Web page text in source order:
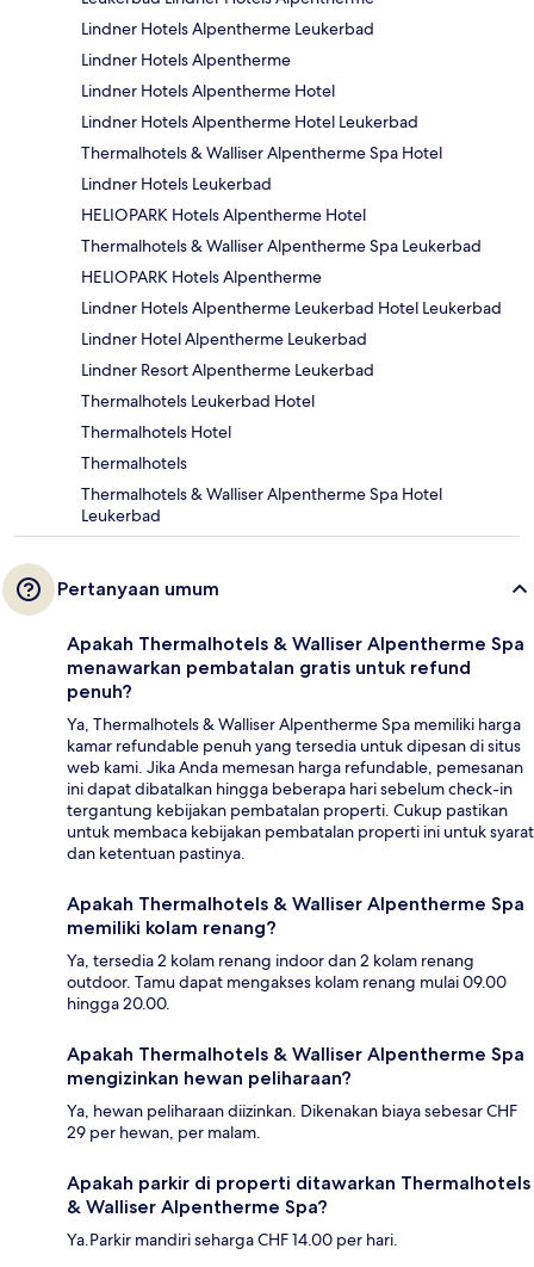
Lindner Hotels Alpentherme Leukerbad
Lindner Hotels Alpentherme
Lindner Hotels Alpentherme Hotel
Lindner Hotels Alpentherme Hotel Leukerbad
Thermalhotels & Walliser Alpentherme Spa Hotel
Lindner Hotels Leukerbad
HELIOPARK Hotels Alpentherme Hotel
Thermalhotels & Walliser Alpentherme Spa Leukerbad
HELIOPARK Hotels Alpentherme
Lindner Hotels Alpentherme Leukerbad Hotel Leukerbad
Lindner Hotel Alpentherme Leukerbad
Lindner Resort Alpentherme Leukerbad
Thermalhotels Leukerbad Hotel
Thermalhotels Hotel
Thermalhotels
Thermalhotels & Walliser Alpentherme Spa Hotel
Leukerbad
Pertanyaan umum
Apakah Thermalhotels & Walliser Alpentherme Spa
menawarkan pembatalan gratis untuk refund
penuh?
Ya, Thermalhotels & Walliser Alpentherme Spa memiliki harga
kamar refundable penuh yang tersedia untuk dipesan di situs
web kami. Jika Anda memesan harga refundable, pemesanan
ini dapat dibatalkan hingga beberapa hari sebelum check-in
tergantung kebijakan pembatalan properti. Cukup pastikan
untuk membaca kebijakan pembatalan properti ini untuk syarat
dan ketentuan pastinya.
Apakah Thermalhotels & Walliser Alpentherme Spa
memiliki kolam renang?
Ya, tersedia 2 kolam renang indoor dan 2 kolam renang
outdoor. Tamu dapat mengakses kolam renang mulai 09.00
hingga 20.00.
Apakah Thermalhotels & Walliser Alpentherme Spa
mengizinkan hewan peliharaan?
Ya, hewan peliharaan diizinkan. Dikenakan biaya sebesar CHF
29 per hewan, per malam.
Apakah parkir di properti ditawarkan Thermalhotels
& Walliser Alpentherme Spa?
Ya.Parkir mandiri seharga CHF 14.00 per hari.